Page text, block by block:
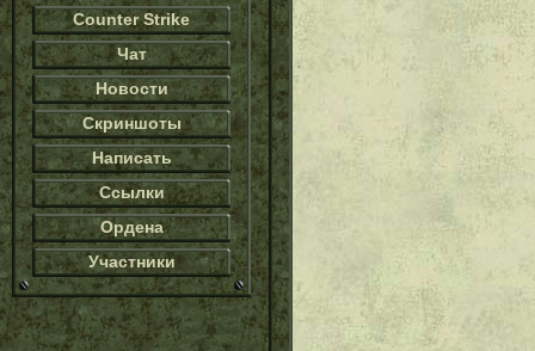
Counter Strike
Чат
Новости
Скриншоты
Написать
Ссылки
Ордена
Участники